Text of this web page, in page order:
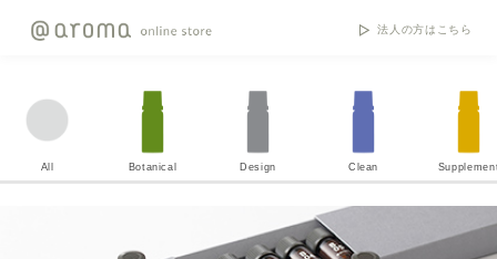
法人の方はこちら
All Botanical Design Clean